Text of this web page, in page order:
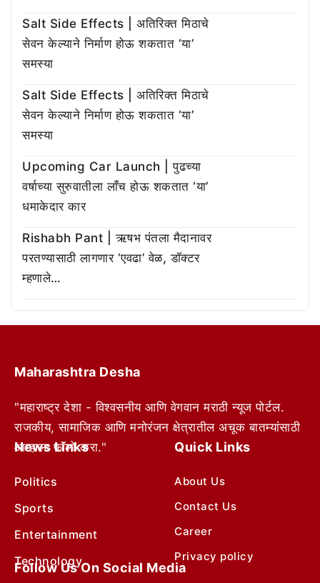
Salt Side Effects | अतिरिक्त मिठाचे
सेवन केल्याने निर्माण होऊ शकतात ‘या’
समस्या
Salt Side Effects | अतिरिक्त मिठाचे
सेवन केल्याने निर्माण होऊ शकतात ‘या’
समस्या
Upcoming Car Launch | पुढच्या
वर्षाच्या सुरुवातीला लाँच होऊ शकतात ‘या’
धमाकेदार कार
Rishabh Pant | ऋषभ पंतला मैदानावर
परतण्यासाठी लागणार ‘एवढा’ वेळ, डॉक्टर
म्हणाले…
Maharashtra Desha
"महाराष्ट्र देशा - विश्वसनीय आणि वेगवान मराठी न्यूज पोर्टल.
राजकीय, सामाजिक आणि मनोरंजन क्षेत्रातील अचूक बातम्यांसाठी
आम्हाला फॉलो करा."
News Links
Politics
Sports
Entertainment
Technology
Quick Links
About Us
Contact Us
Career
Privacy policy
Follow Us On Social Media